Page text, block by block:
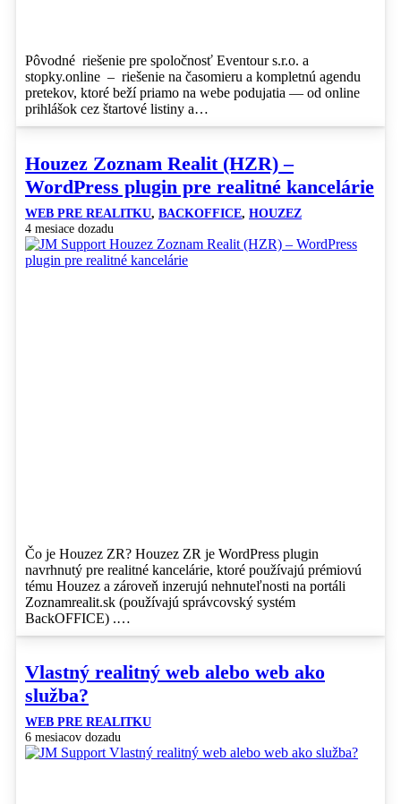
Pôvodné riešenie pre spoločnosť Eventour s.r.o. a
stopky.online – riešenie na časomieru a kompletnú agendu
pretekov, ktoré beží priamo na webe podujatia — od online
prihlášok cez štartové listiny a…
Houzez Zoznam Realit (HZR) –
WordPress plugin pre realitné kancelárie
WEB PRE REALITKU, BACKOFFICE, HOUZEZ
4 mesiace dozadu
Čo je Houzez ZR? Houzez ZR je WordPress plugin
navrhnutý pre realitné kancelárie, ktoré používajú prémiovú
tému Houzez a zároveň inzerujú nehnuteľnosti na portáli
Zoznamrealit.sk (používajú správcovský systém
BackOFFICE) .…
Vlastný realitný web alebo web ako
služba?
WEB PRE REALITKU
6 mesiacov dozadu